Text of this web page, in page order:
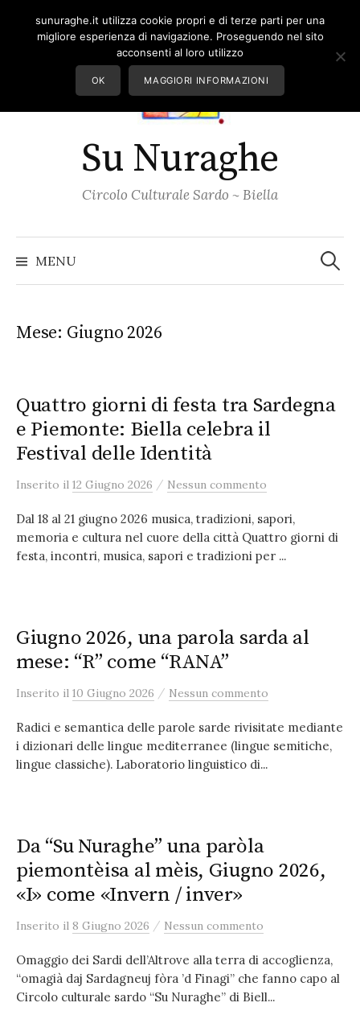
Su Nuraghe
Circolo Culturale Sardo ~ Biella
MENU per:
Mese: Giugno 2026
Quattro giorni di festa tra Sardegna
e Piemonte: Biella celebra il
Festival delle Identità
Inserito il 12 Giugno 2026 / Nessun commento
Dal 18 al 21 giugno 2026 musica, tradizioni, sapori,
memoria e cultura nel cuore della città Quattro giorni di
festa, incontri, musica, sapori e tradizioni per ...
Giugno 2026, una parola sarda al
mese: “R” come “RANA”
Inserito il 10 Giugno 2026 / Nessun commento
Radici e semantica delle parole sarde rivisitate mediante
i dizionari delle lingue mediterranee (lingue semitiche,
lingue classiche). Laboratorio linguistico di...
Da “Su Nuraghe” una paròla
piemontèisa al mèis, Giugno 2026,
«I» come «Invern / inver»
Inserito il 8 Giugno 2026 / Nessun commento
Omaggio dei Sardi dell’Altrove alla terra di accoglienza,
“omagià daj Sardagneuj fòra ’d Finagi” che fanno capo al
Circolo culturale sardo “Su Nuraghe” di Biell...
sunuraghe.it utilizza cookie propri e di terze parti per una
migliore esperienza di navigazione. Proseguendo nel sito
acconsenti al loro utilizzo
OK MAGGIORI INFORMAZIONI